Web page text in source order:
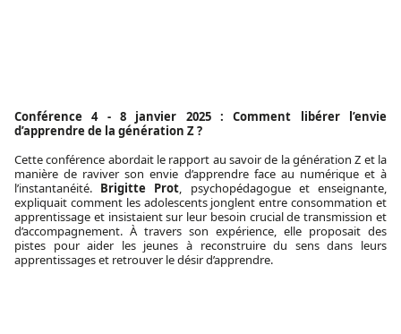
Conférence 4 - 8 janvier 2025 : Comment libérer l’envie
d’apprendre de la génération Z ?
Cette conférence abordait le rapport au savoir de la génération Z et la
manière de raviver son envie d’apprendre face au numérique et à
l’instantanéité. Brigitte Prot, psychopédagogue et enseignante,
expliquait comment les adolescents jonglent entre consommation et
apprentissage et insistaient sur leur besoin crucial de transmission et
d’accompagnement. À travers son expérience, elle proposait des
pistes pour aider les jeunes à reconstruire du sens dans leurs
apprentissages et retrouver le désir d’apprendre.